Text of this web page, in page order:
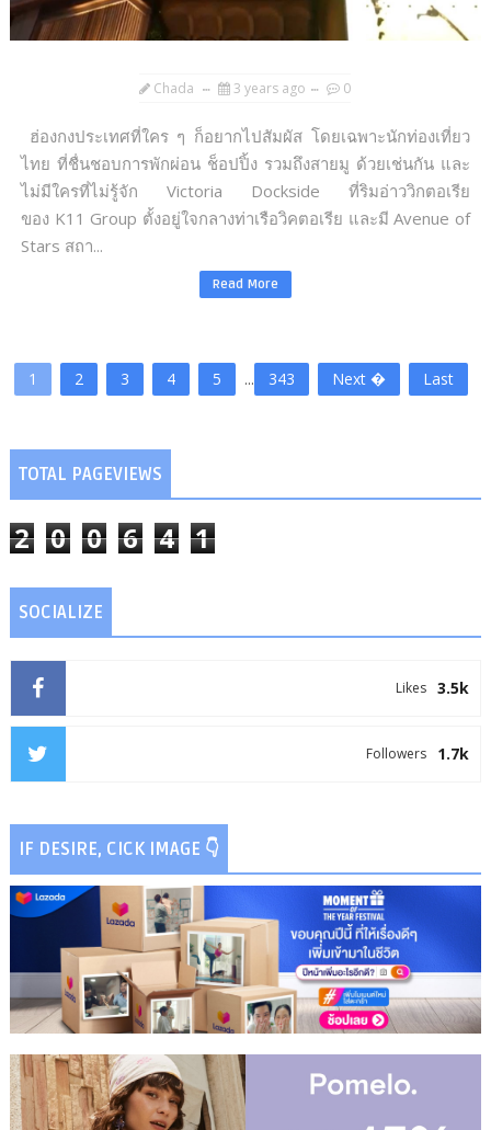
Chada 3 years ago 0
ฮ่องกงประเทศที่ใคร ๆ ก็อยากไปสัมผัส โดยเฉพาะนักท่องเที่ยว
ไทย ที่ชื่นชอบการพักผ่อน ช็อปปิ้ง รวมถึงสายมู ด้วยเช่นกัน และ
ไม่มีใครที่ไม่รู้จัก Victoria Dockside ที่ริมอ่าววิกตอเรีย
ของ K11 Group ตั้งอยู่ใจกลางท่าเรือวิคตอเรีย และมี Avenue of
Stars สถา...
Read More
1 2 3 4 5 ... 343 Next � Last
TOTAL PAGEVIEWS
2 0 0 6 4 1
SOCIALIZE
3.5k
Likes
1.7k
Followers
IF DESIRE, CICK IMAGE 👇